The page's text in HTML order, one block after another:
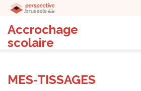
Accrochage
scolaire
MES-TISSAGES